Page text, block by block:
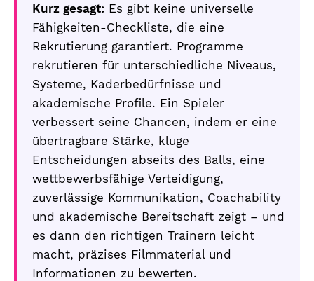
Kurz gesagt: Es gibt keine universelle
Fähigkeiten-Checkliste, die eine
Rekrutierung garantiert. Programme
rekrutieren für unterschiedliche Niveaus,
Systeme, Kaderbedürfnisse und
akademische Profile. Ein Spieler
verbessert seine Chancen, indem er eine
übertragbare Stärke, kluge
Entscheidungen abseits des Balls, eine
wettbewerbsfähige Verteidigung,
zuverlässige Kommunikation, Coachability
und akademische Bereitschaft zeigt – und
es dann den richtigen Trainern leicht
macht, präzises Filmmaterial und
Informationen zu bewerten.